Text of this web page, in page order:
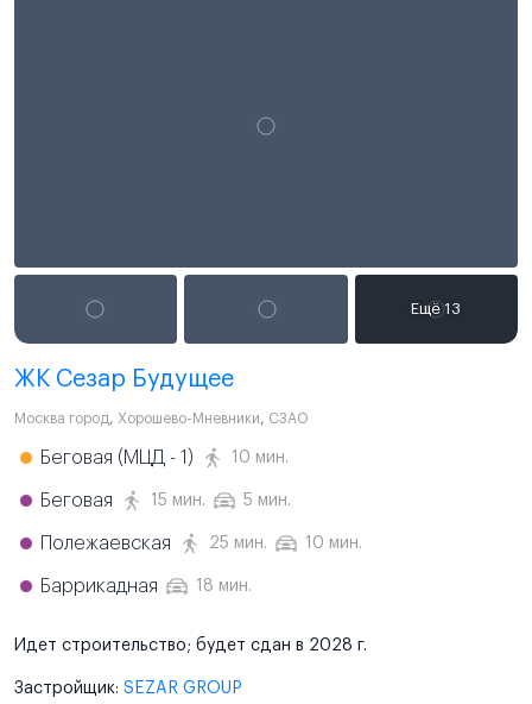
ЖК Сезар Будущее
Москва город, Хорошево-Мневники, СЗАО
Беговая (МЦД - 1) 10 мин.
Беговая 15 мин. 5 мин.
Полежаевская 25 мин. 10 мин.
Баррикадная 18 мин.
Идет строительство; будет сдан в 2028 г.
Застройщик: SEZAR GROUP